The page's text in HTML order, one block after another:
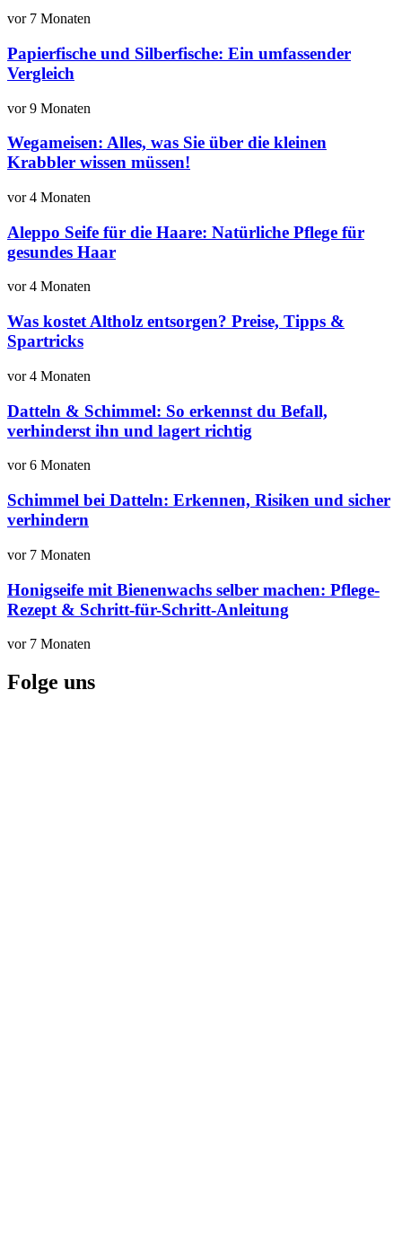
vor 7 Monaten
Papierfische und Silberfische: Ein umfassender
Vergleich
vor 9 Monaten
Wegameisen: Alles, was Sie über die kleinen
Krabbler wissen müssen!
vor 4 Monaten
Aleppo Seife für die Haare: Natürliche Pflege für
gesundes Haar
vor 4 Monaten
Was kostet Altholz entsorgen? Preise, Tipps &
Spartricks
vor 4 Monaten
Datteln & Schimmel: So erkennst du Befall,
verhinderst ihn und lagert richtig
vor 6 Monaten
Schimmel bei Datteln: Erkennen, Risiken und sicher
verhindern
vor 7 Monaten
Honigseife mit Bienenwachs selber machen: Pflege-
Rezept & Schritt-für-Schritt-Anleitung
vor 7 Monaten
Folge uns